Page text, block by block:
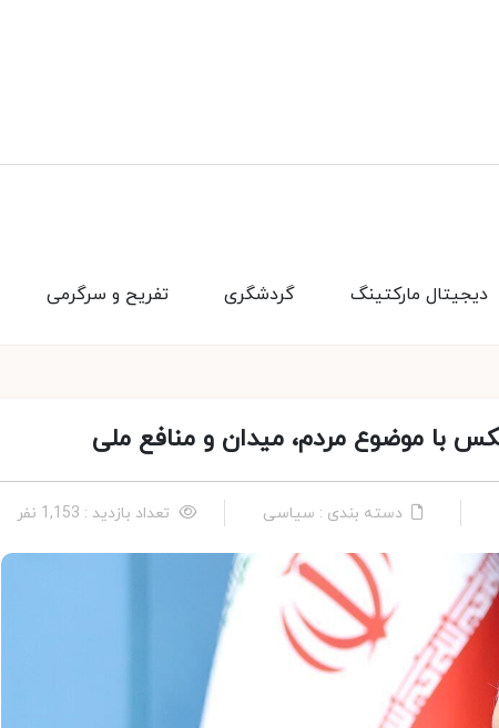
تفریح و سرگرمی گردشگری دیجیتال مارکتینگ
با موضوع مردم، میدان و منافع ملی
دسته بندی : سیاسی تعداد بازدید : 1,153 نفر